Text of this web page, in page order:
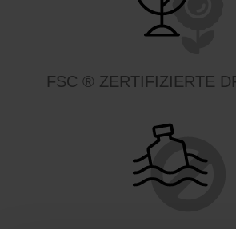
FSC ® ZERTIFIZIERTE